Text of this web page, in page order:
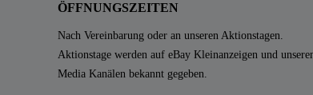
ÖFFNUNGSZEITEN
Nach Vereinbarung oder an unseren Aktionstagen.
Aktionstage werden auf eBay Kleinanzeigen und
Media Kanälen bekannt gegeben.